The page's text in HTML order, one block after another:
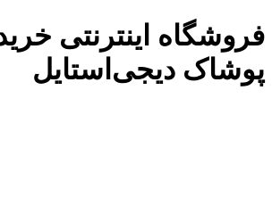
فروشگاه اینترنتی
پوشاک دیجی‌استایل